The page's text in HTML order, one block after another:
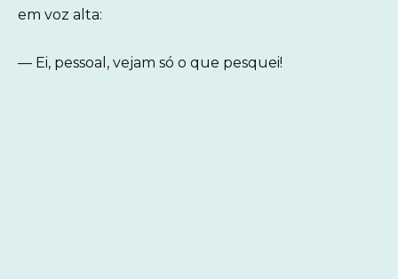
em voz alta:
— Ei, pessoal, vejam só o que pesquei!